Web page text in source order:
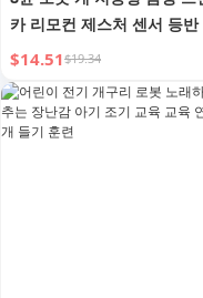
카 리모컨 제스처 센서 등반
형 어린이 아기 전기 장난감
$14.51$19.34